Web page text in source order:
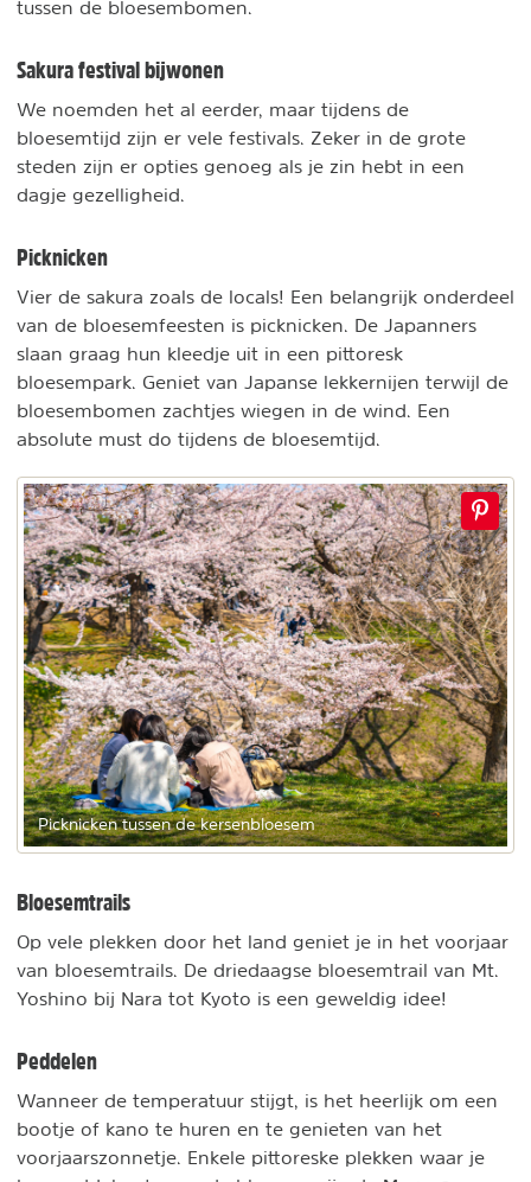
tussen de bloesembomen.
Sakura festival bijwonen
We noemden het al eerder, maar tijdens de
bloesemtijd zijn er vele festivals. Zeker in de grote
steden zijn er opties genoeg als je zin hebt in een
dagje gezelligheid.
Picknicken
Vier de sakura zoals de locals! Een belangrijk onderdeel
van de bloesemfeesten is picknicken. De Japanners
slaan graag hun kleedje uit in een pittoresk
bloesempark. Geniet van Japanse lekkernijen terwijl de
bloesembomen zachtjes wiegen in de wind. Een
absolute must do tijdens de bloesemtijd.
Picknicken tussen de kersenbloesem
Bloesemtrails
Op vele plekken door het land geniet je in het voorjaar
van bloesemtrails. De driedaagse bloesemtrail van Mt.
Yoshino bij Nara tot Kyoto is een geweldig idee!
Peddelen
Wanneer de temperatuur stijgt, is het heerlijk om een
bootje of kano te huren en te genieten van het
voorjaarszonnetje. Enkele pittoreske plekken waar je